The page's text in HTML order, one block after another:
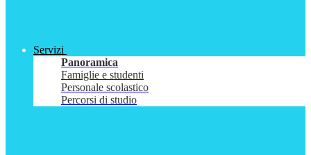
Servizi
Panoramica
Famiglie e studenti
Personale scolastico
Percorsi di studio